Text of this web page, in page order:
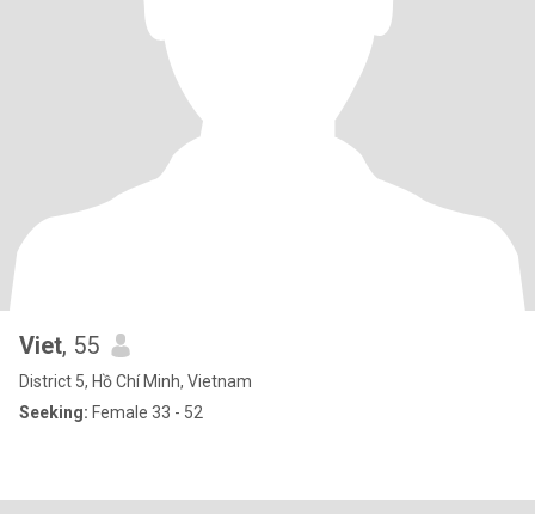
Viet, 55
District 5, Hồ Chí Minh, Vietnam
Seeking: Female 33 - 52